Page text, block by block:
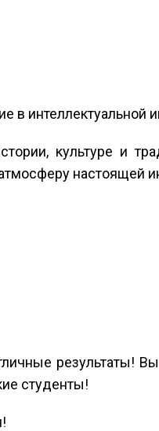
в интеллектуальной
культуре и
настоящей
результаты!
студенты!